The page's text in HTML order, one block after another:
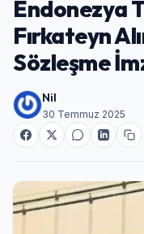
Endonezya
Fırkateyn
Sözleşme
Nil
30 Temmuz 2025